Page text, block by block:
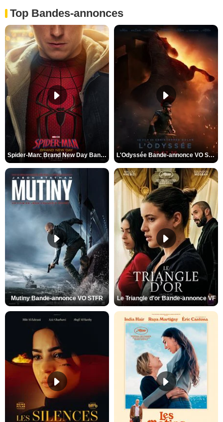
Top Bandes-annonces
Spider-Man: Brand New Day Bande-annonce VO STFR L'Odyssée Bande-annonce VO STFR
Mutiny Bande-annonce VO STFR Le Triangle d'or Bande-annonce VF